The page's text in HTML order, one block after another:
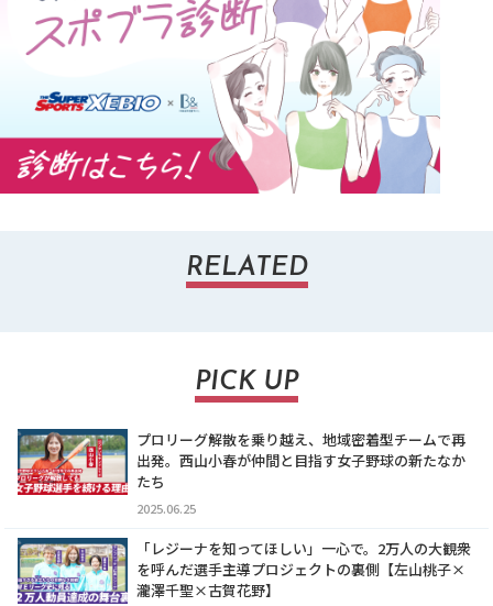
RELATED
PICK UP
プロリーグ解散を乗り越え、地域密着型チームで再
出発。西山小春が仲間と目指す女子野球の新たなか
たち
2025.06.25
「レジーナを知ってほしい」一心で。2万人の大観衆
を呼んだ選手主導プロジェクトの裏側【左山桃子×
瀧澤千聖×古賀花野】